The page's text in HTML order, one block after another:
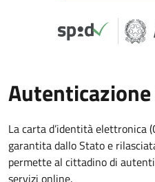
Autenticazione
La carta d’identità elettronica
garantita dallo Stato e
permette al cittadino di
servizi online.